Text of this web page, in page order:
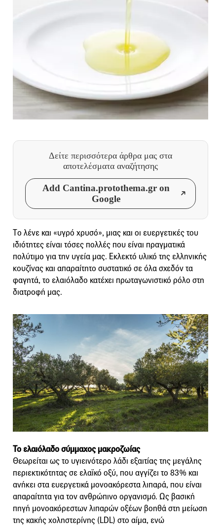
Δείτε περισσότερα άρθρα μας στα
αποτελέσματα αναζήτησης
Add Cantina.protothema.gr on
Google
Tο λένε και «υγρό χρυσό», μιας και οι ευεργετικές του
ιδιότητες είναι τόσες πολλές που είναι πραγματικά
πολύτιμο για την υγεία μας. Εκλεκτό υλικό της ελληνικής
κουζίνας και απαραίτητο συστατικό σε όλα σχεδόν τα
φαγητά, το ελαιόλαδο κατέχει πρωταγωνιστικό ρόλο στη
διατροφή μας.
Το ελαιόλαδο σύμμαχος μακροζωίας
Θεωρείται ως το υγιεινότερο λάδι εξαιτίας της μεγάλης
περιεκτικότητας σε ελαϊκό οξύ, που αγγίζει το 83% και
ανήκει στα ευεργετικά μονοακόρεστα λιπαρά, που είναι
απαραίτητα για τον ανθρώπινο οργανισμό. Ως βασική
πηγή μονοακόρεστων λιπαρών οξέων βοηθά στη μείωση
της κακής χοληστερίνης (LDL) στο αίμα, ενώ